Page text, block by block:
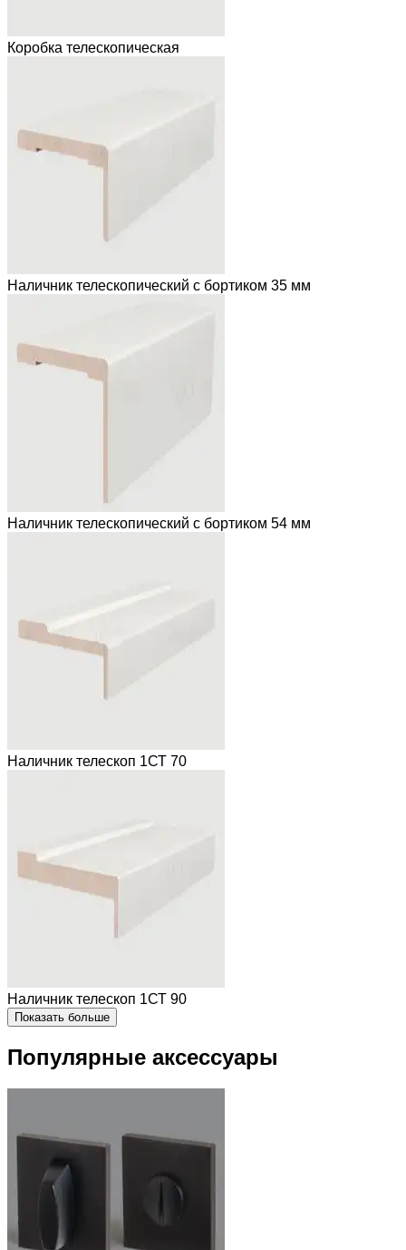
Коробка телескопическая
Наличник телескопический с бортиком 35 мм
Наличник телескопический с бортиком 54 мм
Наличник телескоп 1СТ 70
Наличник телескоп 1СТ 90
Показать больше
Популярные аксессуары